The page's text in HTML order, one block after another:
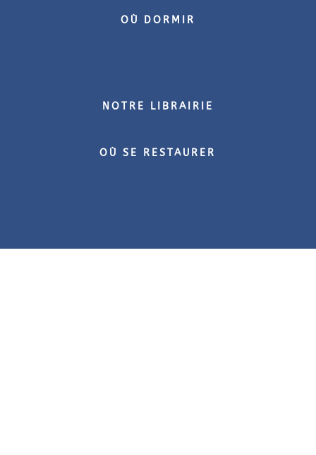
OÙ DORMIR
NOTRE LIBRAIRIE
OÙ SE RESTAURER